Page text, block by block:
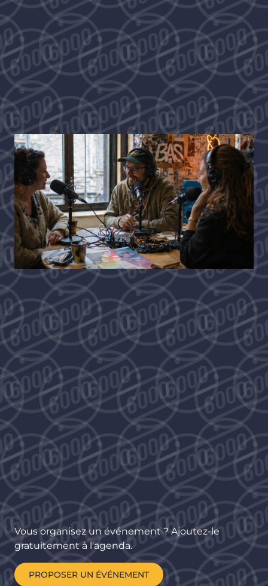
Vous organisez un événement ? Ajoutez-le
gratuitement à l'agenda.
PROPOSER UN ÉVÉNEMENT